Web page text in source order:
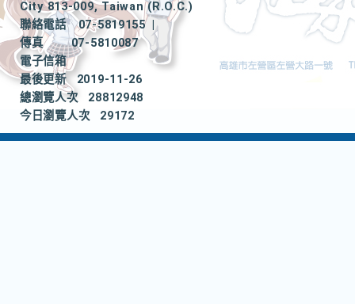
City 813-009, Taiwan (R.O.C.)
聯絡電話
07-5819155
|
傳真
07-5810087
電子信箱
最後更新
2019-11-26
總瀏覽人次
28812948
今日瀏覽人次
29172